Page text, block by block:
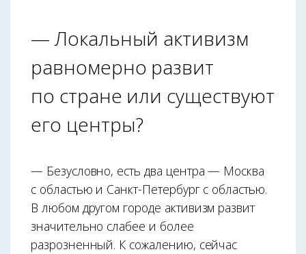
— Локальный активизм
равномерно развит
по стране или существуют
его центры?
— Безусловно, есть два центра — Москва
с областью и Санкт-Петербург с областью.
В любом другом городе активизм развит
значительно слабее и более
разрозненный. К сожалению, сейчас